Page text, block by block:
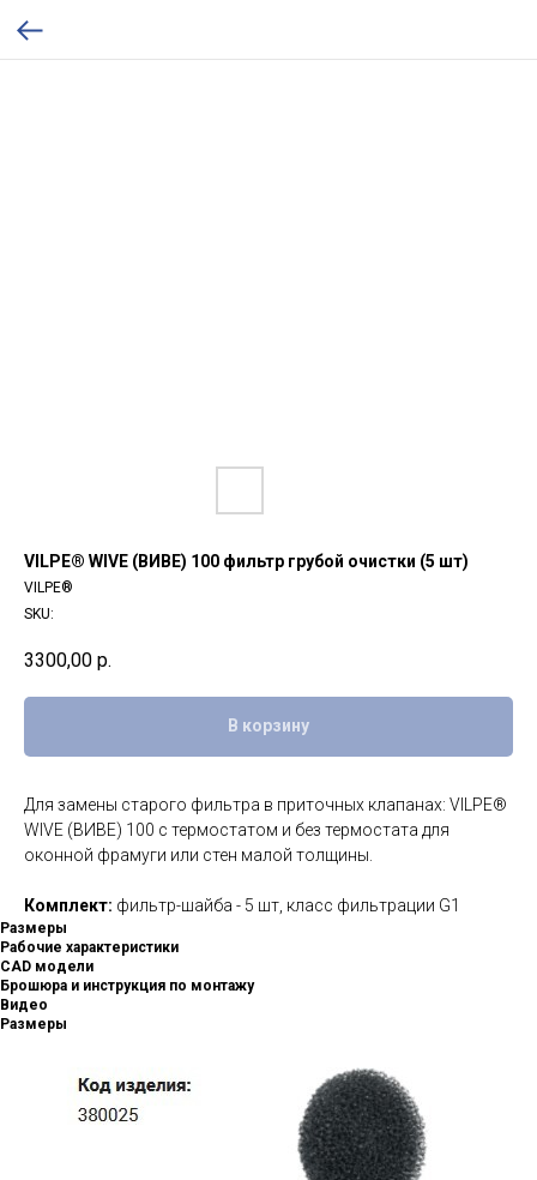
VILPE® WIVE (ВИВЕ) 100 фильтр грубой очистки (5 шт)
VILPE®
SKU:
3300,00 р.
В корзину
Для замены старого фильтра в приточных клапанах: VILPE®
WIVE (ВИВЕ) 100 с термостатом и без термостата для
оконной фрамуги или стен малой толщины.
Комплект: фильтр-шайба - 5 шт, класс фильтрации G1
Размеры
Рабочие характеристики
CAD модели
Брошюра и инструкция по монтажу
Видео
Размеры